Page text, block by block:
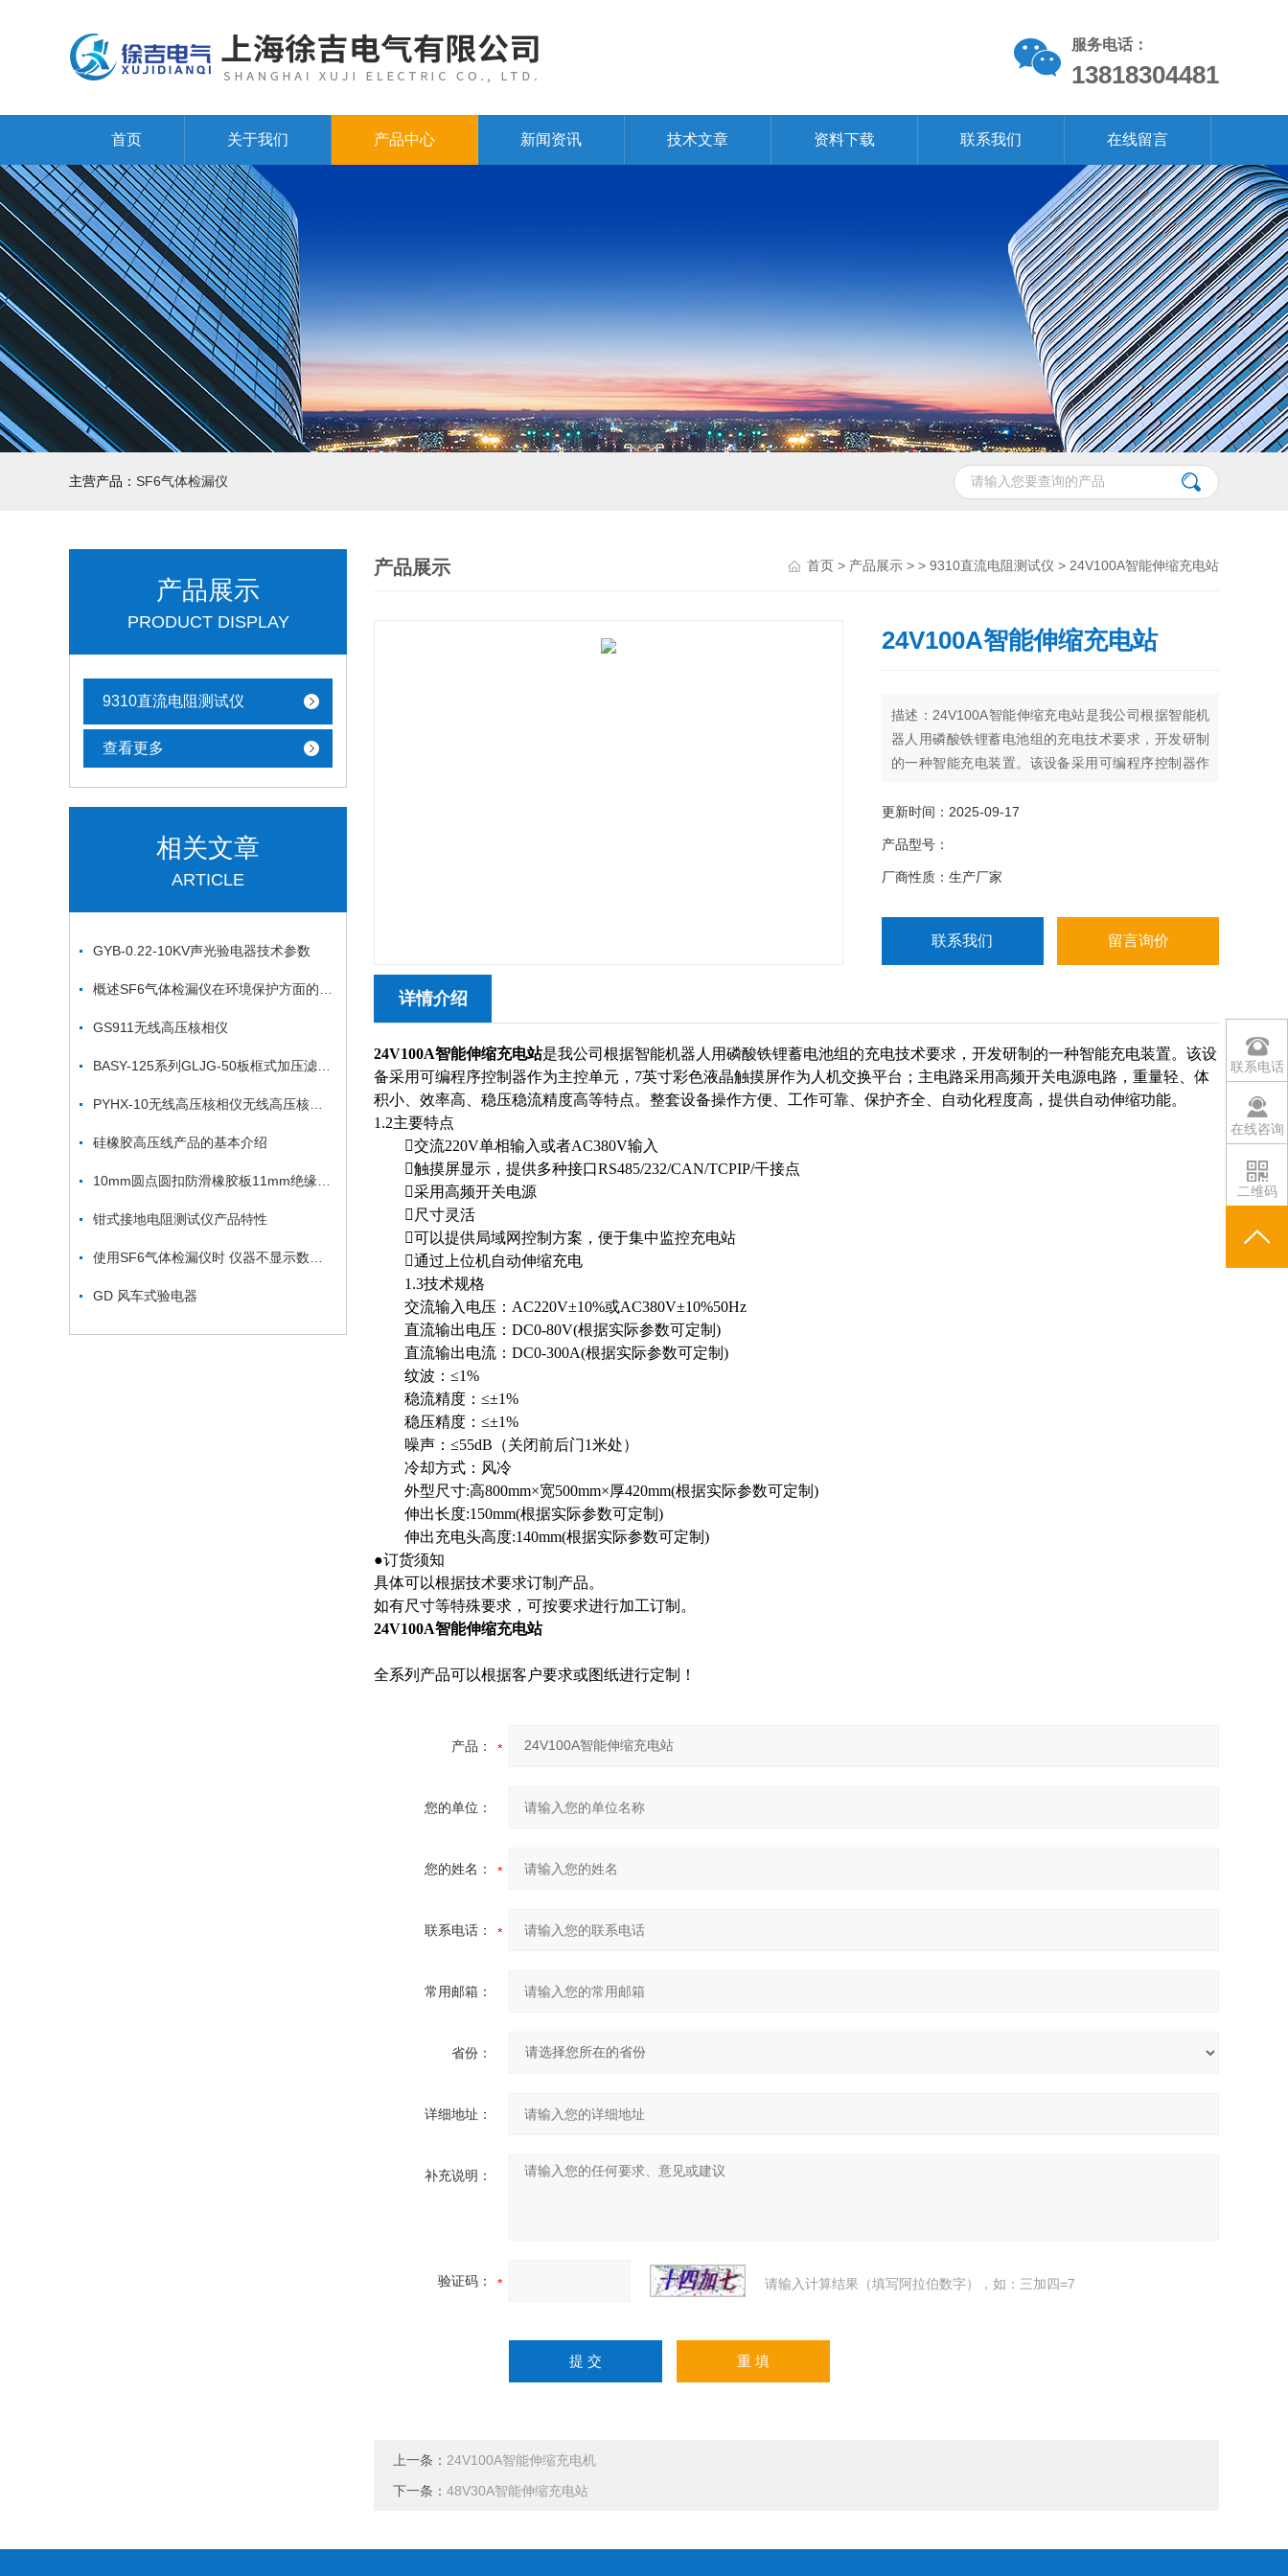
服务电话：
13818304481
首页 关于我们 产品中心 新闻资讯 技术文章 资料下载 联系我们 在线留言
主营产品： SF6气体检漏仪
产品展示
PRODUCT DISPLAY
9310直流电阻测试仪
查看更多
相关文章
ARTICLE
GYB-0.22-10KV声光验电器技术参数
GS911无线高压核相仪
硅橡胶高压线产品的基本介绍
钳式接地电阻测试仪产品特性
GD 风车式验电器
产品展示 首页 > 产品展示 > > 9310直流电阻测试仪 > 24V100A智能伸缩充电站
24V100A智能伸缩充电站
描述：24V100A智能伸缩充电站是我公司根据智能机
器人用磷酸铁锂蓄电池组的充电技术要求，开发研制
的一种智能充电装置。该设备采用可编程序控制器作
台；主电路采
更新时间：2025-09-17
产品型号：
厂商性质：生产厂家
联系我们 留言询价
详情介绍
24V100A智能伸缩充电站是我公司根据智能机器人用磷酸铁锂蓄电池组的充电技术要求，开发研制的一种智能充电装置。该设
备采用可编程序控制器作为主控单元，7英寸彩色液晶触摸屏作为人机交换平台；主电路采用高频开关电源电路，重量轻、体
积小、效率高、稳压稳流精度高等特点。整套设备操作方便、工作可靠、保护齐全、自动化程度高，提供自动伸缩功能。
1.2主要特点
交流220V单相输入或者AC380V输入
触摸屏显示，提供多种接口RS485/232/CAN/TCPIP/干接点
采用高频开关电源
尺寸灵活
可以提供局域网控制方案，便于集中监控充电站
通过上位机自动伸缩充电
1.3技术规格
交流输入电压：AC220V±10%或AC380V±10%50Hz
直流输出电压：DC0-80V(根据实际参数可定制)
直流输出电流：DC0-300A(根据实际参数可定制)
纹波：≤1%
稳流精度：≤±1%
稳压精度：≤±1%
噪声：≤55dB（关闭前后门1米处）
冷却方式：风冷
外型尺寸:高800mm×宽500mm×厚420mm(根据实际参数可定制)
伸出长度:150mm(根据实际参数可定制)
伸出充电头高度:140mm(根据实际参数可定制)
●订货须知
具体可以根据技术要求订制产品。
如有尺寸等特殊要求，可按要求进行加工订制。
24V100A智能伸缩充电站
全系列产品可以根据客户要求或图纸进行定制！
产品：
您的单位：
您的姓名：
联系电话：
常用邮箱：
省份：
详细地址：
补充说明：
验证码： 请输入计算结果（填写阿拉伯数字），如：三加四=7
上一条： 24V100A智能伸缩充电机
下一条： 48V30A智能伸缩充电站
联系电话
在线咨询
二维码